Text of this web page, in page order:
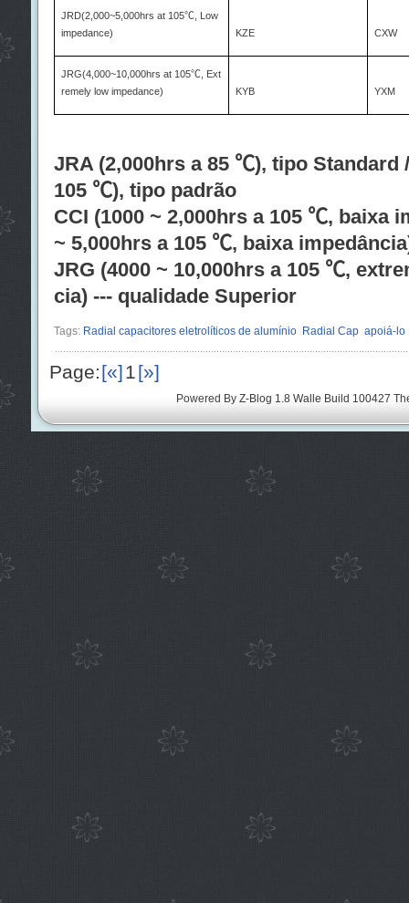
JRD(2,000~5,000hrs at 105℃ , Low
impedance)
KZE CXW
JRG(4,000~10,000hrs at 105℃ , Ext
remely low impedance)
KYB YXM
JRA (2,000hrs a 85 ℃), tipo Standard
105 ℃), tipo padrão
CCI (1000 ~ 2,000hrs a 105 ℃, baixa
~ 5,000hrs a 105 ℃, baixa
JRG (4000 ~ 10,000hrs a 105 ℃,
cia) --- qualidade Superior
Tags: Radial capacitores eletrolíticos de alumínio Radial Cap apoiá-lo
Page:[«]1[»]
Powered By Z-Blog 1.8 Walle Build 100427